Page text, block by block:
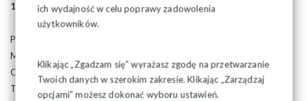
ich wydajność w celu poprawy zadowolenia
użytkowników.
Klikając „Zgadzam się” wyrażasz zgodę na przetwarzanie
Twoich danych w szerokim zakresie. Klikając „Zarządzaj
opcjami” możesz dokonać wyboru ustawień.
1.Organizator turnieju
PKK Żubry Białystok
Mail: jacek.zaniewski@wp.pl / tel.+48 602 384 352
Organizatorzy: Jacek Zaniewski +48 602 384 352
Trener Jakub Jakubiec +48 602 466 697